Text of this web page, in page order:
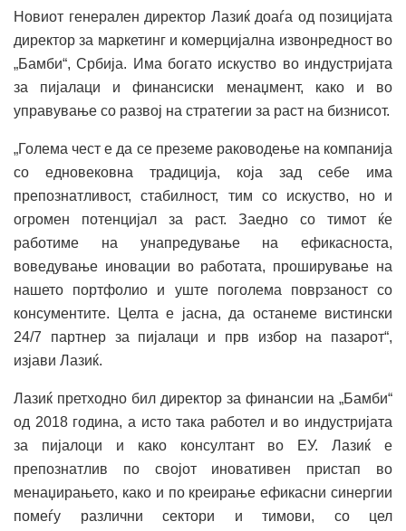
Новиот генерален директор Лазиќ доаѓа од позицијата
директор за маркетинг и комерцијална извонредност во
„Бамби“, Србија. Има богато искуство во индустријата
за пијалаци и финансиски менаџмент, како и во
управување со развој на стратегии за раст на бизнисот.
„Голема чест е да се преземе раководење на компанија
со едновековна традиција, која зад себе има
препознатливост, стабилност, тим со искуство, но и
огромен потенцијал за раст. Заедно со тимот ќе
работиме на унапредување на ефикасноста,
воведување иновации во работата, проширување на
нашето портфолио и уште поголема поврзаност со
консументите. Целта е јасна, да останеме вистински
24/7 партнер за пијалаци и прв избор на пазарот“,
изјави Лазиќ.
Лазиќ претходно бил директор за финансии на „Бамби“
од 2018 година, а исто така работел и во индустријата
за пијалоци и како консултант во ЕУ. Лазиќ е
препознатлив по својот иновативен пристап во
менаџирањето, како и по креирање ефикасни синергии
помеѓу различни сектори и тимови, со цел